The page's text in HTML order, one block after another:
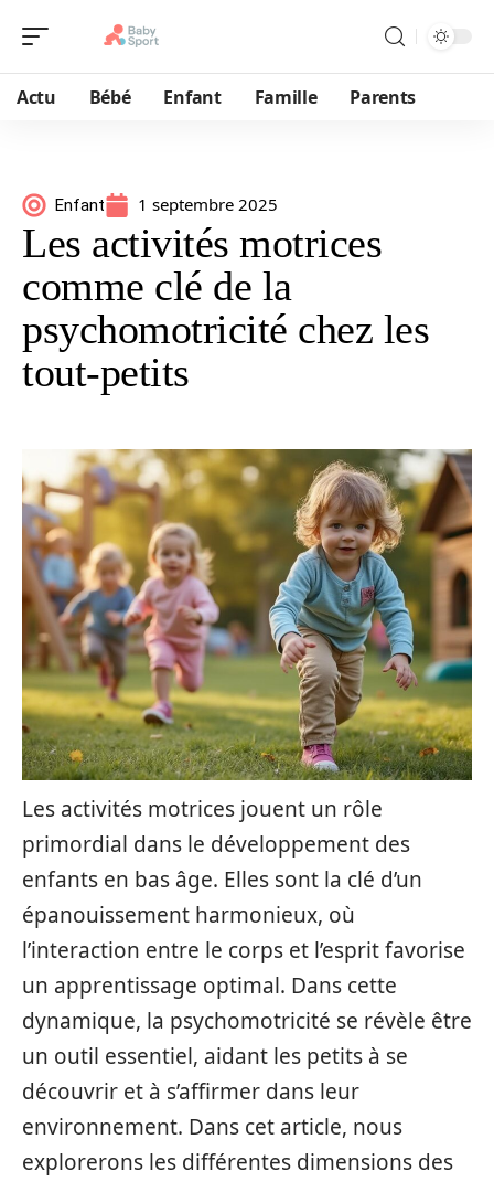
Actu Bébé Enfant Famille Parents
Enfant 1 septembre 2025
Les activités motrices
comme clé de la
psychomotricité chez les
tout-petits
Les activités motrices jouent un rôle
primordial dans le développement des
enfants en bas âge. Elles sont la clé d’un
épanouissement harmonieux, où
l’interaction entre le corps et l’esprit favorise
un apprentissage optimal. Dans cette
dynamique, la psychomotricité se révèle être
un outil essentiel, aidant les petits à se
découvrir et à s’affirmer dans leur
environnement. Dans cet article, nous
explorerons les différentes dimensions des